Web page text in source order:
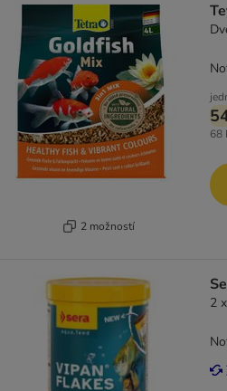
2 možností
68
2